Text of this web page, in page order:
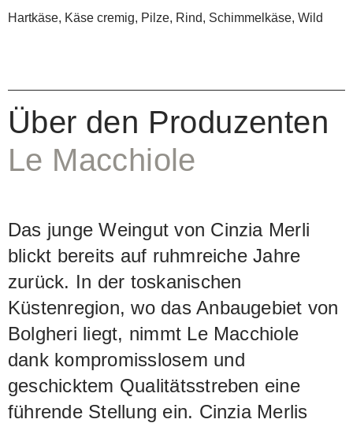
Cabernet Franc produziert Macchiole
drei reinsortige Weine aus Cabernet
Franc (Paleo), Merlot (Messorio) und
aus Syrah (Scrio). Im letzteren zeigen
Beeren in einer herrlichen Fülle, die
sich im Gaumen fortsetzt und den Wein
zum eindrücklichen Erlebnis macht.
Seit mehreren Jahren ist Le Macchiole
auch biozertifiziert, was aber bisher
nicht auf den Etiketten aufscheint.
Hartkäse, Käse cremig, Pilze, Rind, Schimmelkäse, Wild
Über den Produzenten
Le Macchiole
Das junge Weingut von Cinzia Merli
blickt bereits auf ruhmreiche Jahre
zurück. In der toskanischen
Küstenregion, wo das Anbaugebiet von
Bolgheri liegt, nimmt Le Macchiole
dank kompromisslosem und
geschicktem Qualitätsstreben eine
führende Stellung ein. Cinzia Merlis